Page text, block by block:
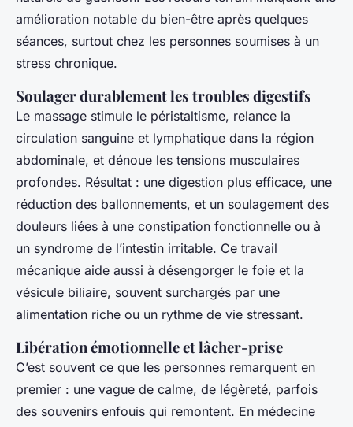
amélioration notable du bien-être après quelques
séances, surtout chez les personnes soumises à un
stress chronique.
Soulager durablement les troubles digestifs
Le massage stimule le péristaltisme, relance la
circulation sanguine et lymphatique dans la région
abdominale, et dénoue les tensions musculaires
profondes. Résultat : une digestion plus efficace, une
réduction des ballonnements, et un soulagement des
douleurs liées à une constipation fonctionnelle ou à
un syndrome de l’intestin irritable. Ce travail
mécanique aide aussi à désengorger le foie et la
vésicule biliaire, souvent surchargés par une
alimentation riche ou un rythme de vie stressant.
Libération émotionnelle et lâcher-prise
C’est souvent ce que les personnes remarquent en
premier : une vague de calme, de légèreté, parfois
des souvenirs enfouis qui remontent. En médecine